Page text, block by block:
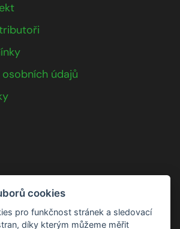
údajů
cookies
pro funkčnost stránek a sledovací
díky kterým můžeme měřit